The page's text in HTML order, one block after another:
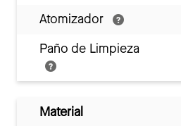
Atomizador
Paño de Limpieza
Material